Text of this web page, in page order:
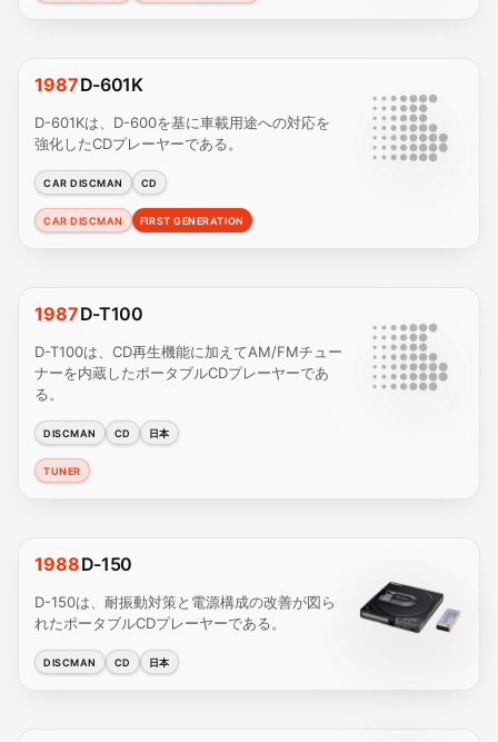
1987D-601K
D-601Kは、D-600を基に車載用途への対応を
強化したCDプレーヤーである。
CAR DISCMAN CD
CAR DISCMAN FIRST GENERATION
1987D-T100
D-T100は、CD再生機能に加えてAM/FMチュー
ナーを内蔵したポータブルCDプレーヤーであ
る。
DISCMAN CD 日本
TUNER
1988D-150
D-150は、耐振動対策と電源構成の改善が図ら
れたポータブルCDプレーヤーである。
DISCMAN CD 日本